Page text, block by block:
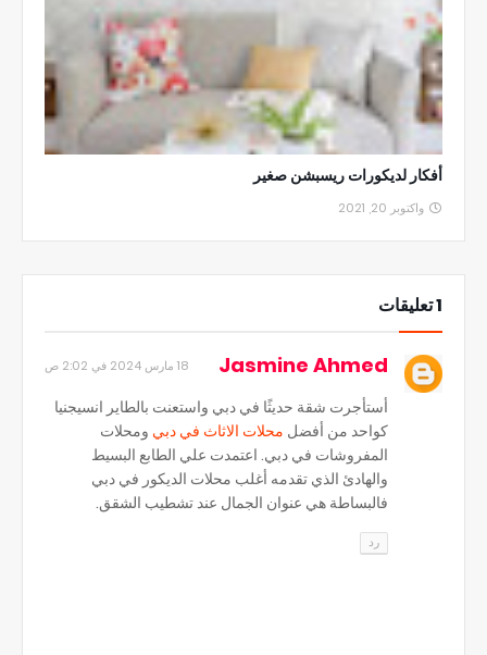
أفكار لديكورات ريسبشن صغير
واكتوبر 20, 2021
1 تعليقات
Jasmine Ahmed 18 مارس 2024 في 2:02 ص
أستأجرت شقة حديثًا في دبي واستعنت بالطاير انسيجنيا
كواحد من أفضل محلات الاثاث في دبي ومحلات
المفروشات في دبي. اعتمدت علي الطابع البسيط
والهادئ الذي تقدمه أغلب محلات الديكور في دبي
فالبساطة هي عنوان الجمال عند تشطيب الشقق.
رد